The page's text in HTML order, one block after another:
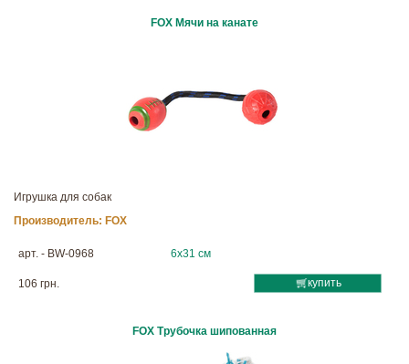
FOX Мячи на канате
Игрушка для собак
Производитель: FOX
арт. - BW-0968 6х31 см
106 грн. купить
FOX Трубочка шипованная